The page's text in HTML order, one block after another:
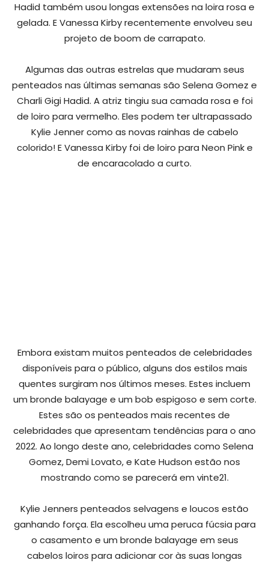
Hadid também usou longas extensões na loira rosa e
gelada. E Vanessa Kirby recentemente envolveu seu
projeto de boom de carrapato.
Algumas das outras estrelas que mudaram seus
penteados nas últimas semanas são Selena Gomez e
Charli Gigi Hadid. A atriz tingiu sua camada rosa e foi
de loiro para vermelho. Eles podem ter ultrapassado
Kylie Jenner como as novas rainhas de cabelo
colorido! E Vanessa Kirby foi de loiro para Neon Pink e
de encaracolado a curto.
Embora existam muitos penteados de celebridades
disponíveis para o público, alguns dos estilos mais
quentes surgiram nos últimos meses. Estes incluem
um bronde balayage e um bob espigoso e sem corte.
Estes são os penteados mais recentes de
celebridades que apresentam tendências para o ano
2022. Ao longo deste ano, celebridades como Selena
Gomez, Demi Lovato, e Kate Hudson estão nos
mostrando como se parecerá em vinte21.
Kylie Jenners penteados selvagens e loucos estão
ganhando força. Ela escolheu uma peruca fúcsia para
o casamento e um bronde balayage em seus
cabelos loiros para adicionar cor às suas longas